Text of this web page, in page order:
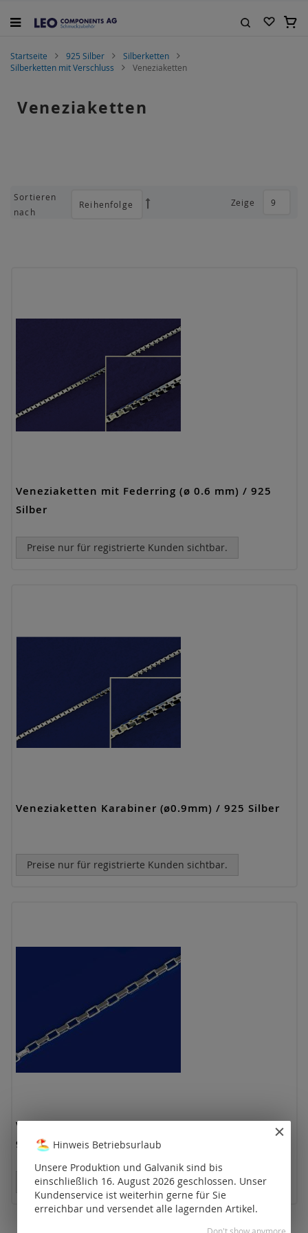
Inhalt
Startseite 925 Silber
Silberketten
Silberketten mit Verschluss
Veneziaketten
Veneziaketten
Zeige
Sortieren
nach
Absteigend
Veneziaketten mit Federring (ø 0.6 mm) / 925
Silber
Preise nur für registrierte Kunden sichtbar.
Veneziaketten Karabiner (ø0.9mm) / 925 Silber
Preise nur für registrierte Kunden sichtbar.
Veneziaketten weit mit Karabiner (ø2.4mm) /
925 Silber
Preise nur für registrierte Kunden sichtbar.
Hinweis Betriebsurlaub
Unsere Produktion und Galvanik sind bis
einschließlich 16. August 2026 geschlossen. Unser
Kundenservice ist weiterhin gerne für Sie
erreichbar und versendet alle lagernden Artikel.
Don't show anymore